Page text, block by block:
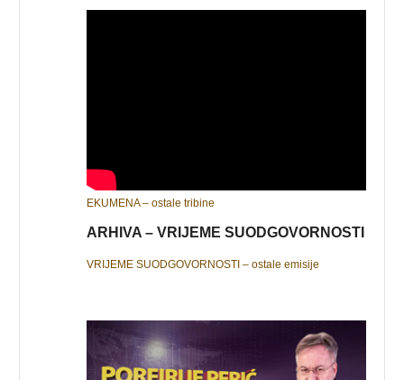
EKUMENA – ostale tribine
ARHIVA – VRIJEME SUODGOVORNOSTI
VRIJEME SUODGOVORNOSTI – ostale emisije